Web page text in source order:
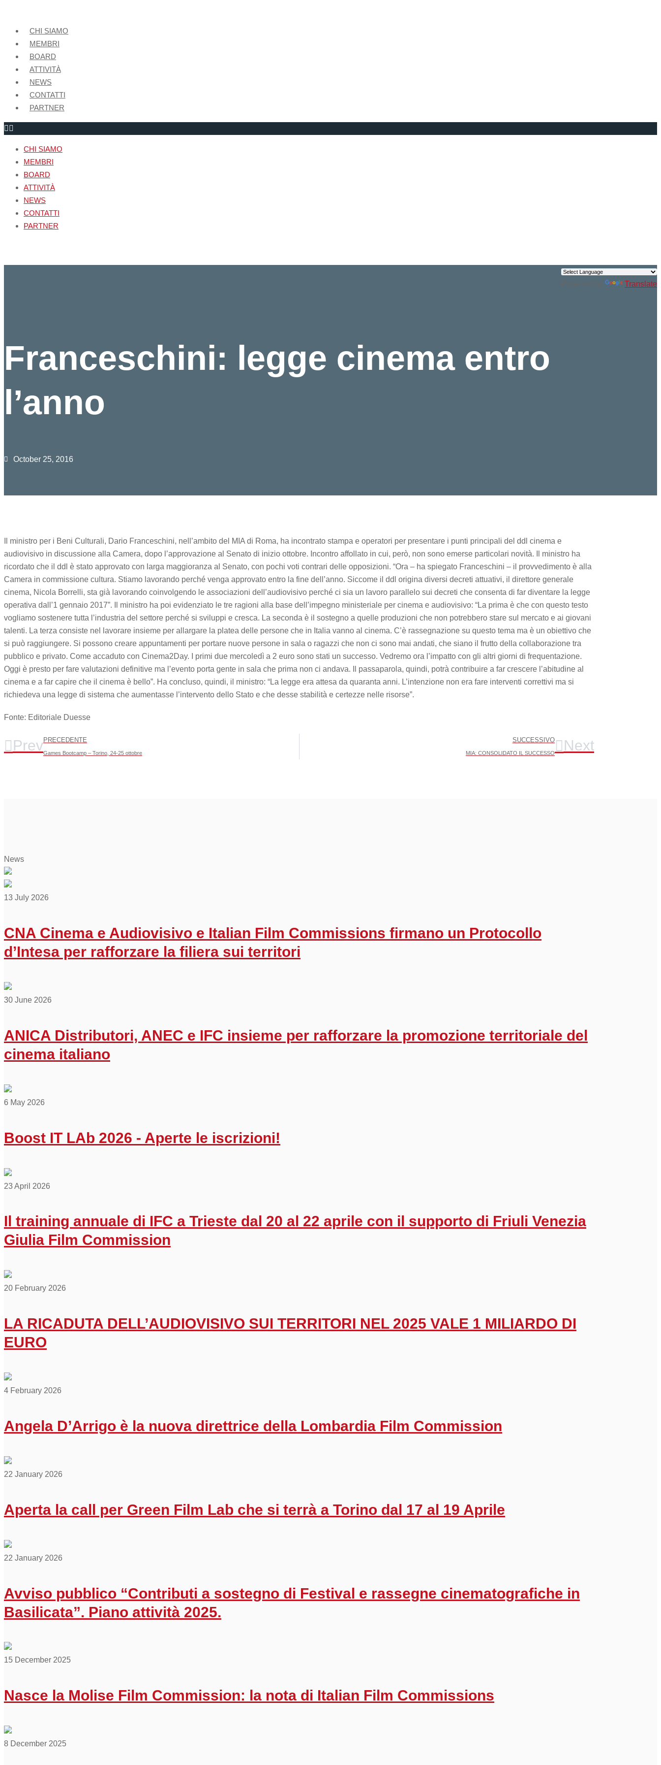
CHI SIAMO
MEMBRI
BOARD
ATTIVITÀ
NEWS
CONTATTI
PARTNER
CHI SIAMO
MEMBRI
BOARD
ATTIVITÀ
NEWS
CONTATTI
PARTNER
Translate
Franceschini: legge cinema entro
l’anno
October 25, 2016
Il ministro per i Beni Culturali, Dario Franceschini, nell’ambito del MIA di Roma, ha incontrato stampa e operatori per presentare i punti principali del ddl cinema e
audiovisivo in discussione alla Camera, dopo l’approvazione al Senato di inizio ottobre. Incontro affollato in cui, però, non sono emerse particolari novità. Il ministro ha
ricordato che il ddl è stato approvato con larga maggioranza al Senato, con pochi voti contrari delle opposizioni. “Ora – ha spiegato Franceschini – il provvedimento è alla
Camera in commissione cultura. Stiamo lavorando perché venga approvato entro la fine dell’anno. Siccome il ddl origina diversi decreti attuativi, il direttore generale
cinema, Nicola Borrelli, sta già lavorando coinvolgendo le associazioni dell’audiovisivo perché ci sia un lavoro parallelo sui decreti che consenta di far diventare la legge
operativa dall’1 gennaio 2017”. Il ministro ha poi evidenziato le tre ragioni alla base dell’impegno ministeriale per cinema e audiovisivo: “La prima è che con questo testo
vogliamo sostenere tutta l’industria del settore perché si sviluppi e cresca. La seconda è il sostegno a quelle produzioni che non potrebbero stare sul mercato e ai giovani
talenti. La terza consiste nel lavorare insieme per allargare la platea delle persone che in Italia vanno al cinema. C’è rassegnazione su questo tema ma è un obiettivo che
si può raggiungere. Si possono creare appuntamenti per portare nuove persone in sala o ragazzi che non ci sono mai andati, che siano il frutto della collaborazione tra
pubblico e privato. Come accaduto con Cinema2Day. I primi due mercoledì a 2 euro sono stati un successo. Vedremo ora l’impatto con gli altri giorni di frequentazione.
Oggi è presto per fare valutazioni definitive ma l’evento porta gente in sala che prima non ci andava. Il passaparola, quindi, potrà contribuire a far crescere l’abitudine al
cinema e a far capire che il cinema è bello”. Ha concluso, quindi, il ministro: “La legge era attesa da quaranta anni. L’intenzione non era fare interventi correttivi ma si
richiedeva una legge di sistema che aumentasse l’intervento dello Stato e che desse stabilità e certezze nelle risorse”.
Fonte: Editoriale Duesse
PrevPRECEDENTE
Games Bootcamp – Torino, 24-25 ottobre
SUCCESSIVO
MIA: CONSOLIDATO IL SUCCESSO Next
News
13 July 2026
CNA Cinema e Audiovisivo e Italian Film Commissions firmano un Protocollo
d’Intesa per rafforzare la filiera sui territori
30 June 2026
ANICA Distributori, ANEC e IFC insieme per rafforzare la promozione territoriale del
cinema italiano
6 May 2026
Boost IT LAb 2026 - Aperte le iscrizioni!
23 April 2026
Il training annuale di IFC a Trieste dal 20 al 22 aprile con il supporto di Friuli Venezia
Giulia Film Commission
20 February 2026
LA RICADUTA DELL’AUDIOVISIVO SUI TERRITORI NEL 2025 VALE 1 MILIARDO DI
EURO
4 February 2026
Angela D’Arrigo è la nuova direttrice della Lombardia Film Commission
22 January 2026
Aperta la call per Green Film Lab che si terrà a Torino dal 17 al 19 Aprile
22 January 2026
Avviso pubblico “Contributi a sostegno di Festival e rassegne cinematografiche in
Basilicata”. Piano attività 2025.
15 December 2025
Nasce la Molise Film Commission: la nota di Italian Film Commissions
8 December 2025